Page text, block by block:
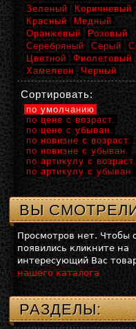
Зеленый
Коричневый
Красный
Медный
Оранжевый
Розовый
Серебряный
Серый
Цветной
Фиолетовый
Хамелеон
Черный
Сортировать:
по умолчанию
по цене с возраст.
по цене с убыван.
по новизне с возраст.
по новизне с убыван.
по артикулу с возраст.
по артикулу с убыван.
ВЫ
Просмотров нет. Чтобы
появились кликните на
интересующий Вас
нашего каталога
РАЗДЕЛЫ: